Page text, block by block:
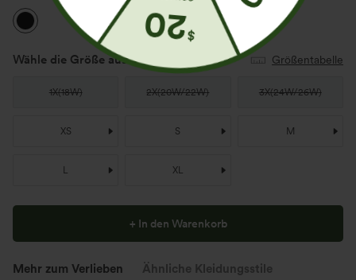
Wähle die Größe aus(US) Größentabelle
1X(18W) 2X(20W/22W) 3X(24W/26W)
XS S M
L XL
+ In den Warenkorb
Mehr zum Verlieben Ähnliche Kleidungsstile